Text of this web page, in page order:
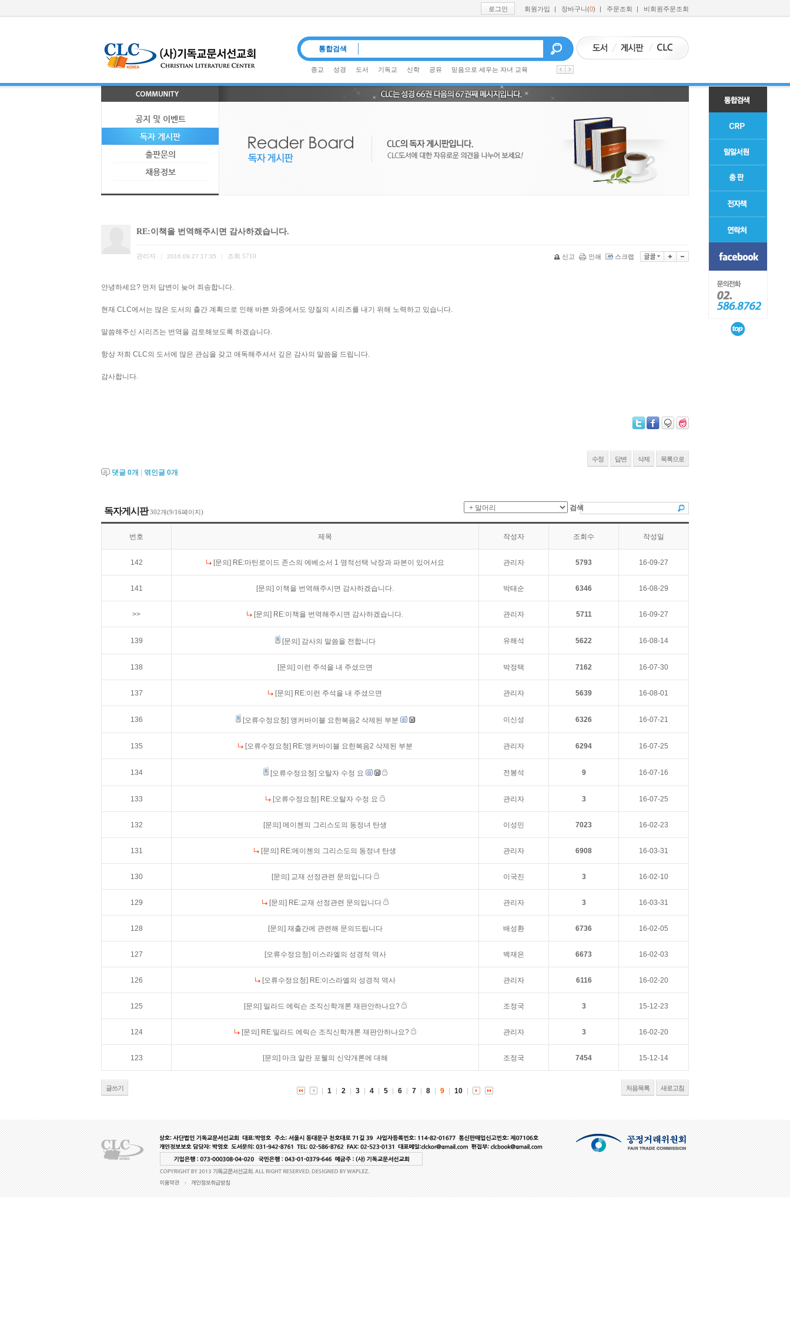
로그인 회원가입 | 장바구니(0) | 주문조회 | 비회원주문조회
통합검색
종교 성경 도서 기독교 신학 공유 믿음으로 세우는 자녀 교육
공지 및 이벤트
독자 게시판
출판문의
채용정보
RE:이책을 번역해주시면 감사하겠습니다.
관리자 2016.09.27 17:35 조회 5710 신고 인쇄 스크랩
안녕하세요? 먼저 답변이 늦어 죄송합니다.
현재 CLC에서는 많은 도서의 출간 계획으로 인해 바쁜 와중에서도 양질의 시리즈를 내기 위해 노력하고 있습니다.
​말씀해주신 시리즈는 번역을 검토해보도록 하겠습니다.
항상 저희 CLC의 도서에 많은 관심을 갖고 애독해주셔서 깊은 감사의 말씀을 드립니다.
감사합니다.
수정 답변 삭제 목록으로
댓글 0개 엮인글 0개
독자게시판302개(9/16페이지)
검색
번호 제목 작성자 조회수 작성일
142 [문의] RE:마틴로이드 존스의 에베소서 1 영적선택 낙장과 파본이 있어서요 관리자 5793 16-09-27
141 [문의] 이책을 번역해주시면 감사하겠습니다. 박태순 6346 16-08-29
>> [문의] RE:이책을 번역해주시면 감사하겠습니다. 관리자 5711 16-09-27
139 [문의] 감사의 말씀을 전합니다 유해석 5622 16-08-14
138 [문의] 이런 주석을 내 주셨으면 박정택 7162 16-07-30
137 [문의] RE:이런 주석을 내 주셨으면 관리자 5639 16-08-01
136 [오류수정요청] 앵커바이블 요한복음2 삭제된 부분 이신성 6326 16-07-21
135 [오류수정요청] RE:앵커바이블 요한복음2 삭제된 부분 관리자 6294 16-07-25
134 [오류수정요청] 오탈자 수정 요 전봉석 9 16-07-16
133 [오류수정요청] RE:오탈자 수정 요 관리자 3 16-07-25
132 [문의] 메이첸의 그리스도의 동정녀 탄생 이성민 7023 16-02-23
131 [문의] RE:메이첸의 그리스도의 동정녀 탄생 관리자 6908 16-03-31
130 [문의] 교재 선정관련 문의입니다 이국진 3 16-02-10
129 [문의] RE:교재 선정관련 문의입니다 관리자 3 16-03-31
128 [문의] 재출간에 관련해 문의드립니다 배성환 6736 16-02-05
127 [오류수정요청] 이스라엘의 성경적 역사 백재은 6673 16-02-03
126 [오류수정요청] RE:이스라엘의 성경적 역사 관리자 6116 16-02-20
125 [문의] 밀라드 에릭슨 조직신학개론 재판안하나요? 조정국 3 15-12-23
124 [문의] RE:밀라드 에릭슨 조직신학개론 재판안하나요? 관리자 3 16-02-20
123 [문의] 마크 알란 포웰의 신약개론에 대해 조정국 7454 15-12-14
글쓰기 처음목록 새로고침
1 2 3 4 5 6 7 8 9 10